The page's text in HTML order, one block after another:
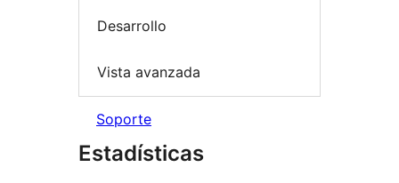
Desarrollo
Vista avanzada
Soporte
Estadísticas